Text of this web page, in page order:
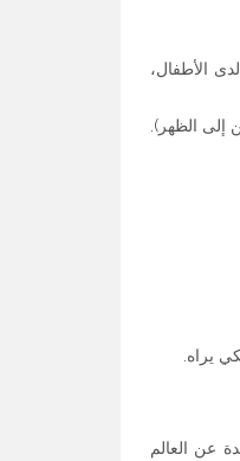
الأطفال،
إلى الظهر).
يراه.
عن العالم